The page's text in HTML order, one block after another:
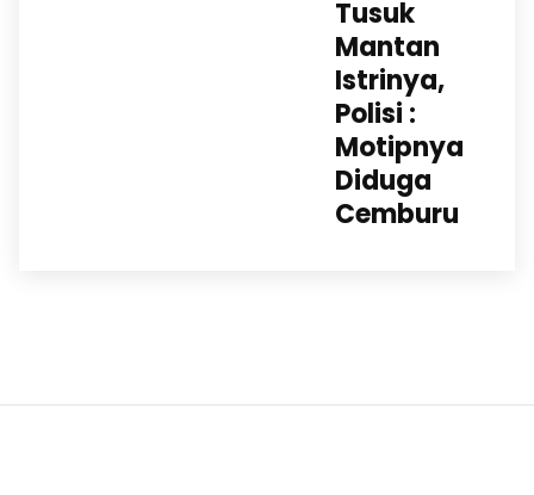
Tusuk
Mantan
Istrinya,
Polisi :
Motipnya
Diduga
Cemburu